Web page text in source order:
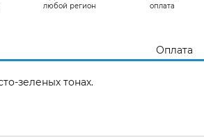
любой регион
оплата
Оплата
зеленых тонах.